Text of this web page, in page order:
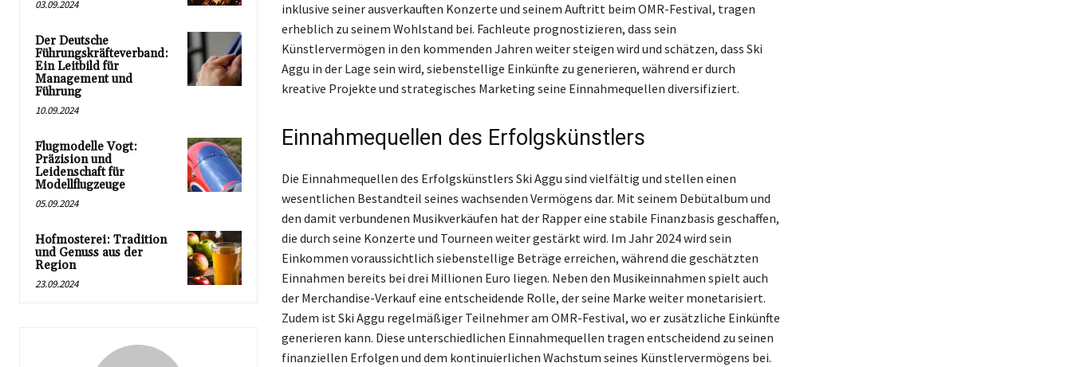
03.09.2024
Der Deutsche
Führungskräfteverband:
Ein Leitbild für
Management und
Führung
10.09.2024
Flugmodelle Vogt:
Präzision und
Leidenschaft für
Modellflugzeuge
05.09.2024
Hofmosterei: Tradition
und Genuss aus der
Region
23.09.2024
inklusive seiner ausverkauften Konzerte und seinem Auftritt beim OMR-Festival, tragen
erheblich zu seinem Wohlstand bei. Fachleute prognostizieren, dass sein
Künstlervermögen in den kommenden Jahren weiter steigen wird und schätzen, dass Ski
Aggu in der Lage sein wird, siebenstellige Einkünfte zu generieren, während er durch
kreative Projekte und strategisches Marketing seine Einnahmequellen diversifiziert.
Einnahmequellen des Erfolgskünstlers
Die Einnahmequellen des Erfolgskünstlers Ski Aggu sind vielfältig und stellen einen
wesentlichen Bestandteil seines wachsenden Vermögens dar. Mit seinem Debütalbum und
den damit verbundenen Musikverkäufen hat der Rapper eine stabile Finanzbasis geschaffen,
die durch seine Konzerte und Tourneen weiter gestärkt wird. Im Jahr 2024 wird sein
Einkommen voraussichtlich siebenstellige Beträge erreichen, während die geschätzten
Einnahmen bereits bei drei Millionen Euro liegen. Neben den Musikeinnahmen spielt auch
der Merchandise-Verkauf eine entscheidende Rolle, der seine Marke weiter monetarisiert.
Zudem ist Ski Aggu regelmäßiger Teilnehmer am OMR-Festival, wo er zusätzliche Einkünfte
generieren kann. Diese unterschiedlichen Einnahmequellen tragen entscheidend zu seinen
finanziellen Erfolgen und dem kontinuierlichen Wachstum seines Künstlervermögens bei.